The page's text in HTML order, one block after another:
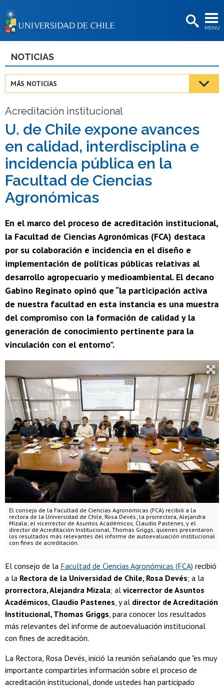
MENÚ
BIBLIOTECAS
Estudiantes
Académicas/os
Funcionarias/os
Egresadas/os
NOTICIAS
MÁS NOTICIAS
Acreditación institucional
U. de Chile expone avances
en calidad, interdisciplina e
incidencia pública en la
Facultad de Ciencias
Agronómicas
En el marco del proceso de acreditación institucional,
la Facultad de Ciencias Agronómicas (FCA) destaca
por su colaboración e incidencia en el diseño e
implementación de políticas públicas relativas al
desarrollo agropecuario y medioambiental. El decano
Gabino Reginato opinó que “la participación activa
de nuestra facultad en esta instancia es una muestra
del compromiso con la formación de calidad y la
generación de conocimiento pertinente para la
vinculación con el entorno”.
El consejo de la Facultad de Ciencias Agronómicas (FCA) recibió a la
rectora de la Universidad de Chile, Rosa Devés; la prorrectora, Alejandra
Mizala; el vicerrector de Asuntos Académicos, Claudio Pastenes, y el
director de Acreditación Institucional, Thomas Griggs, quienes presentaron
los resultados más relevantes del informe de autoevaluación institucional
con fines de acreditación.
El consejo de la Facultad de Ciencias Agronómicas (FCA) recibió
a la Rectora de la Universidad de Chile, Rosa Devés; a la
prorrectora, Alejandra Mizala; al vicerrector de Asuntos
Académicos, Claudio Pastenes, y al director de Acreditación
Institucional, Thomas Griggs, para conocer los resultados
más relevantes del informe de autoevaluación institucional
con fines de acreditación.
La Rectora, Rosa Devés, inició la reunión señalando que "es muy
importante compartirles información sobre el proceso de
acreditación institucional, donde ustedes han participado